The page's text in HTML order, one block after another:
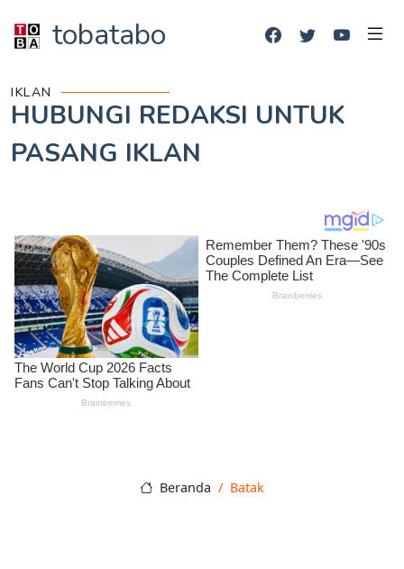
tobatabo
IKLAN
HUBUNGI REDAKSI UNTUK
PASANG IKLAN
Beranda Batak